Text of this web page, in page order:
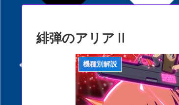
緋弾のアリアⅡ
機種別解説